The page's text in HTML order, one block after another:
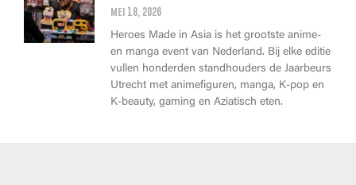
mei 18, 2026
Heroes Made in Asia is het grootste anime-
en manga event van Nederland. Bij elke editie
vullen honderden standhouders de Jaarbeurs
Utrecht met animefiguren, manga, K-pop en
K-beauty, gaming en Aziatisch eten.